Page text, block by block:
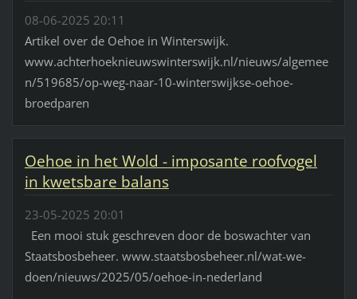
08-06-2025 20:11
Artikel over de Oehoe in Winterswijk.
www.achterhoeknieuwswinterswijk.nl/nieuws/algemee
n/519685/op-weg-naar-10-winterswijkse-oehoe-
broedparen
Oehoe in het Wold - imposante roofvogel
in kwetsbare balans
23-05-2025 20:01
Een mooi stuk geschreven door de boswachter van
Staatsbosbeheer. www.staatsbosbeheer.nl/wat-we-
doen/nieuws/2025/05/oehoe-in-nederland